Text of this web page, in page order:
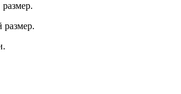
размер.